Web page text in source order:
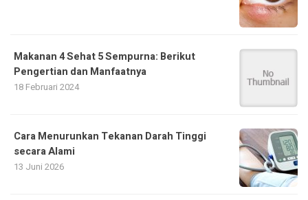
Makanan 4 Sehat 5 Sempurna: Berikut
Pengertian dan Manfaatnya
18 Februari 2024
Cara Menurunkan Tekanan Darah Tinggi
secara Alami
13 Juni 2026